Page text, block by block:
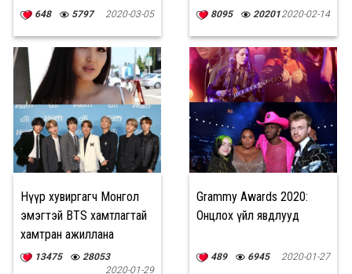
648 5797 2020-03-05 8095 202012020-02-14
Нүүр хувиргагч Монгол
эмэгтэй BTS хамтлагтай
хамтран ажиллана
13475
28053
2020-01-29
Grammy Awards 2020:
Онцлох үйл явдлууд
489 6945 2020-01-27